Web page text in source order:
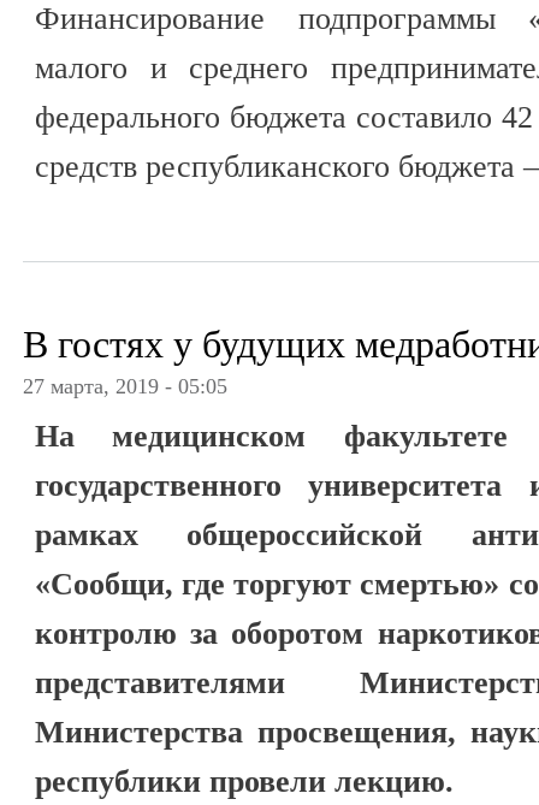
Финансирование подпрограммы
малого и среднего
федерального бюджета составило
средств республиканского бюджета
В гостях у будущих
27 марта, 2019 - 05:05
На медицинском факультете
государственного
рамках общероссийской
«Сообщи, где торгуют смертью»
контролю за оборотом
представителями
Министерства просвещения,
республики провели лекцию.